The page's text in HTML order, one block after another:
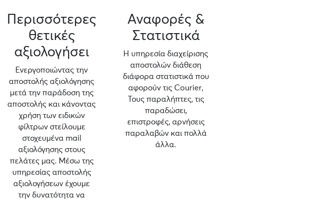
Περισσότερες
θετικές
αξιολογήσει
Ενεργοποιώντας την
αποστολής αξιολόγησης
μετά την παράδοση της
αποστολής και κάνοντας
χρήση των ειδικών
φίλτρων στείλουμε
στοχευμένα mail
αξιολόγησης στους
πελάτες μας. Μέσω της
υπηρεσίας αποστολής
αξιολογήσεων έχουμε
την δυνατότητα να
Αναφορές &
Στατιστικά
Η υπηρεσία διαχείρισης
αποστολών διάθεση
διάφορα στατιστικά που
αφορούν τις Courier,
Τους παραλήπτες, τις
παραδώσει,
επιστροφές, αρνήσεις
παραλαβών και πολλά
άλλα.